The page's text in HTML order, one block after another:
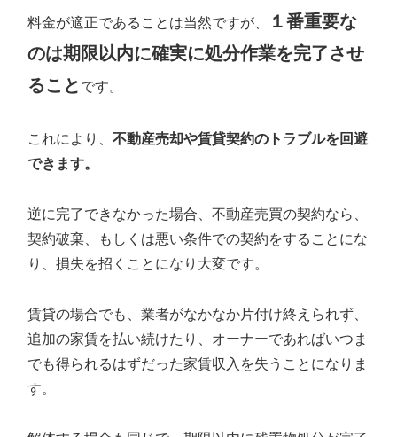
料金が適正であることは当然ですが、
１番重要な
のは期限以内に確実に処分作業を完了させ
ること です。
これにより、 不動産売却や賃貸契約のトラブルを回避
できます。
逆に完了できなかった場合、不動産売買の契約なら、
契約破棄、もしくは悪い条件での契約をすることにな
り、損失を招くことになり大変です。
賃貸の場合でも、業者がなかなか片付け終えられず、
追加の家賃を払い続けたり、オーナーであればいつま
でも得られるはずだった家賃収入を失うことになりま
す。